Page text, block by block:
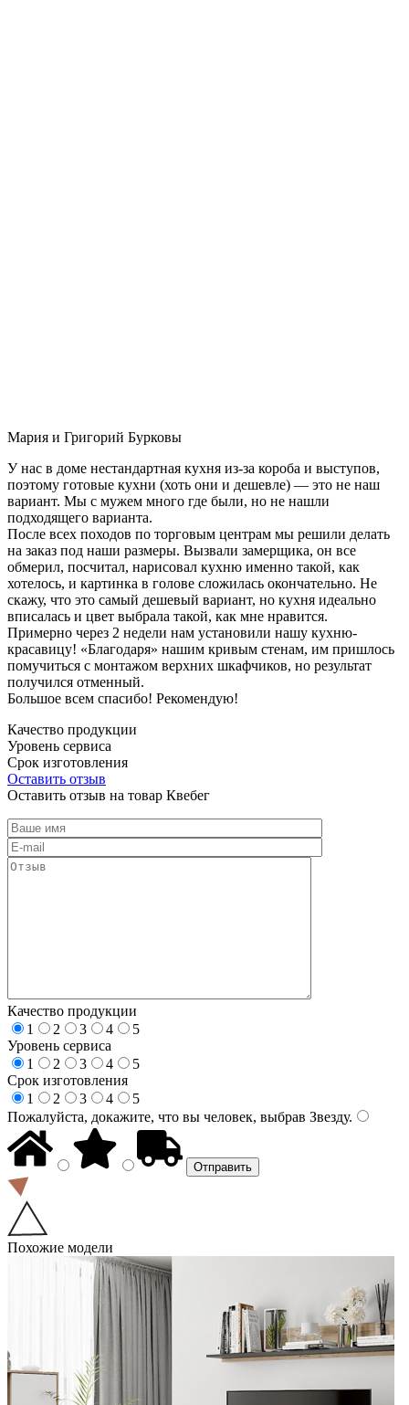
Мария и Григорий Бурковы
У нас в доме нестандартная кухня из-за короба и выступов,
поэтому готовые кухни (хоть они и дешевле) — это не наш
вариант. Мы с мужем много где были, но не нашли
подходящего варианта.
После всех походов по торговым центрам мы решили делать
на заказ под наши размеры. Вызвали замерщика, он все
обмерил, посчитал, нарисовал кухню именно такой, как
хотелось, и картинка в голове сложилась окончательно. Не
скажу, что это самый дешевый вариант, но кухня идеально
вписалась и цвет выбрала такой, как мне нравится.
Примерно через 2 недели нам установили нашу кухню-
красавицу! «Благодаря» нашим кривым стенам, им пришлось
помучиться с монтажом верхних шкафчиков, но результат
получился отменный.
Большое всем спасибо! Рекомендую!
Качество продукции
Уровень сервиса
Срок изготовления
Оставить отзыв
Оставить отзыв на товар Квебег
Качество продукции
1
2 3 4
5
Уровень сервиса
1
2 3 4
5
Срок изготовления
1
2 3 4
5
Пожалуйста, докажите, что вы человек, выбрав Звезду.
Похожие модели